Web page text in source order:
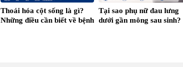
Thoái hóa cột sống là gì?
Những điều cần biết về bệnh
Tại sao phụ nữ đau lưng
dưới gần mông sau sinh?